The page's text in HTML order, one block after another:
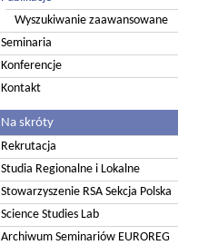
Wyszukiwanie zaawansowane
Seminaria
Konferencje
Kontakt
Na skróty
Rekrutacja
Studia Regionalne i Lokalne
Stowarzyszenie RSA Sekcja Polska
Science Studies Lab
Archiwum Seminariów EUROREG